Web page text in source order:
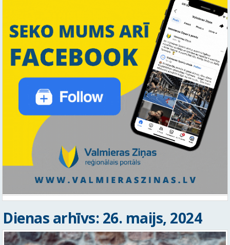
Dienas arhīvs: 26. maijs, 2024